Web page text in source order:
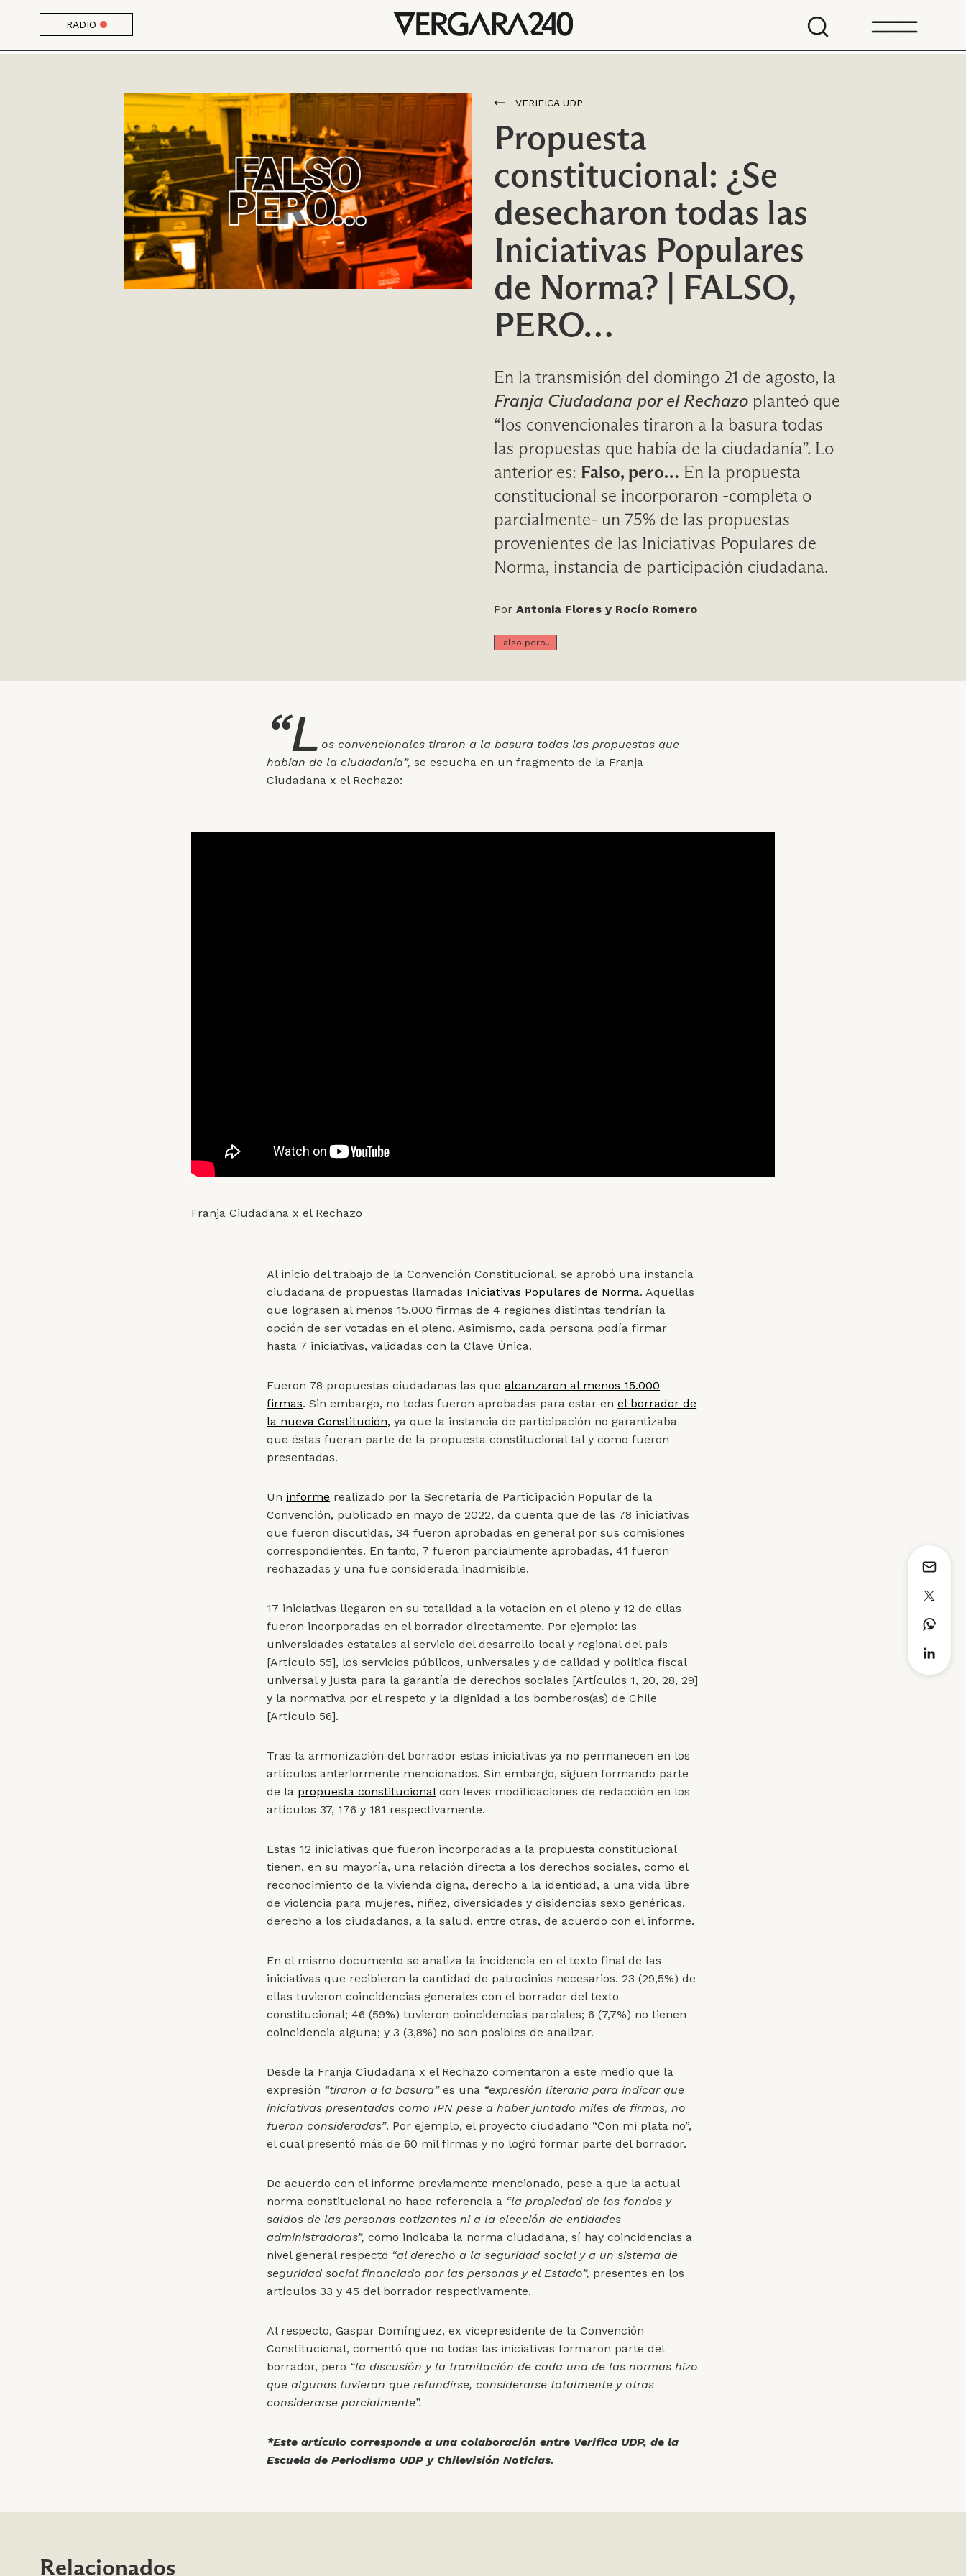
RADIO
VERIFICA UDP
Propuesta
constitucional: ¿Se
desecharon todas las
Iniciativas Populares
de Norma? | FALSO,
PERO…
En la transmisión del domingo 21 de agosto, la
Franja Ciudadana por el Rechazoplanteó que
“los convencionales tiraron a la basura todas
las propuestas que había de la ciudadanía”. Lo
anterior es: Falso, pero… En la propuesta
constitucional se incorporaron -completa o
parcialmente- un 75% de las propuestas
provenientes de las Iniciativas Populares de
Norma, instancia de participación ciudadana.
Por Antonia Flores y Rocío Romero
Falso pero...
“L os convencionales tiraron a la basura todas las propuestas que
habían de la ciudadanía”,se escucha en un fragmento de la Franja
Ciudadana x el Rechazo:
Franja Ciudadana x el Rechazo
Al inicio del trabajo de la Convención Constitucional, se aprobó una instancia
ciudadana de propuestas llamadas Iniciativas Populares de Norma. Aquellas
que lograsen al menos 15.000 firmas de 4 regiones distintas tendrían la
opción de ser votadas en el pleno. Asimismo, cada persona podía firmar
hasta 7 iniciativas, validadas con la Clave Única.
Fueron 78 propuestas ciudadanas las quealcanzaron al menos 15.000
firmas. Sin embargo, no todas fueron aprobadas para estar enel borrador de
la nueva Constitución, ya que la instancia de participación no garantizaba
que éstas fueran parte de la propuesta constitucional tal y como fueron
presentadas.
Un informe realizado por la Secretaría de Participación Popular de la
Convención, publicado en mayo de 2022, da cuenta que de las 78 iniciativas
que fueron discutidas, 34 fueron aprobadas en general por sus comisiones
correspondientes. En tanto, 7 fueron parcialmente aprobadas, 41 fueron
rechazadas y una fue considerada inadmisible.
17 iniciativas llegaron en su totalidad a la votación en el pleno y 12 de ellas
fueron incorporadas en el borrador directamente. Por ejemplo: las
universidades estatales al servicio del desarrollo local y regional del país
[Artículo 55], los servicios públicos, universales y de calidad y política fiscal
universal y justa para la garantía de derechos sociales [Artículos 1, 20, 28, 29]
y la normativa por el respeto y la dignidad a los bomberos(as) de Chile
[Artículo 56].
Tras la armonización del borrador estas iniciativas ya no permanecen en los
artículos anteriormente mencionados. Sin embargo, siguen formando parte
de la propuesta constitucionalcon leves modificaciones de redacción en los
artículos 37, 176 y 181 respectivamente.
Estas 12 iniciativas que fueron incorporadas a la propuesta constitucional
tienen, en su mayoría, una relación directa a los derechos sociales, como el
reconocimiento de la vivienda digna, derecho a la identidad, a una vida libre
de violencia para mujeres, niñez, diversidades y disidencias sexo genéricas,
derecho a los ciudadanos, a la salud, entre otras, de acuerdo con el informe.
En el mismo documento se analiza la incidencia en el texto final de las
iniciativas que recibieron la cantidad de patrocinios necesarios. 23 (29,5%) de
ellas tuvieron coincidencias generales con el borrador del texto
constitucional; 46 (59%) tuvieron coincidencias parciales; 6 (7,7%) no tienen
coincidencia alguna; y 3 (3,8%) no son posibles de analizar.
Desde la Franja Ciudadana x el Rechazo comentaron a este medio que la
expresión “tiraron a la basura”es una “expresión literaria para indicar que
iniciativas presentadas como IPN pese a haber juntado miles de firmas, no
fueron consideradas”. Por ejemplo, el proyecto ciudadano “Con mi plata no”,
el cual presentó más de 60 mil firmas y no logró formar parte del borrador.
De acuerdo con el informe previamente mencionado, pese a que la actual
norma constitucional no hace referencia a “la propiedad de los fondos y
saldos de las personas cotizantes ni a la elección de entidades
administradoras”, como indicaba la norma ciudadana, sí hay coincidencias a
nivel general respecto “al derecho a la seguridad social y a un sistema de
seguridad social financiado por las personas y el Estado”, presentes en los
artículos 33 y 45 del borrador respectivamente.
Al respecto, Gaspar Domínguez, ex vicepresidente de la Convención
Constitucional, comentó que no todas las iniciativas formaron parte del
borrador, pero “la discusión y la tramitación de cada una de las normas hizo
que algunas tuvieran que refundirse, considerarse totalmente y otras
considerarse parcialmente”.
*Este artículo corresponde a una colaboración entre Verifica UDP, de la
Escuela de Periodismo UDP y Chilevisión Noticias.
Relacionados